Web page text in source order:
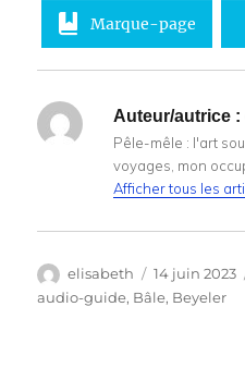
Marque-page
Auteur/autrice :
Pêle-mêle : l'art
voyages, mon
Afficher tous les
Auteur
elisabeth
Publié
le
14 juin 2023
audio-guide, Bâle, Beyeler